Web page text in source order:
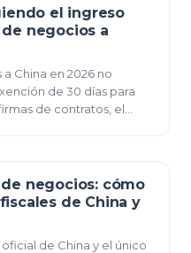
el ingreso
negocios a
China en 2026 no
de 30 días para
de contratos, el
negocios: cómo
de China y
de China y el único